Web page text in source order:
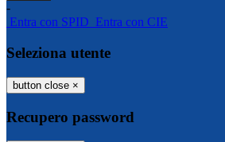
-
Entra con SPID Entra con CIE
Seleziona utente
button close ×
Recupero password